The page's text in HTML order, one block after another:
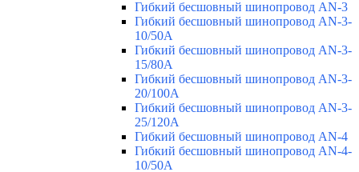
Гибкий бесшовный шинопровод AN-3
Гибкий бесшовный шинопровод AN-3-
10/50A
Гибкий бесшовный шинопровод AN-3-
15/80A
Гибкий бесшовный шинопровод AN-3-
20/100A
Гибкий бесшовный шинопровод AN-3-
25/120A
Гибкий бесшовный шинопровод AN-4
Гибкий бесшовный шинопровод AN-4-
10/50A